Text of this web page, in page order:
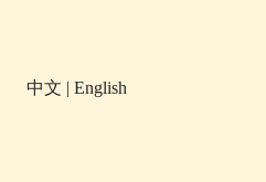
中文 | English